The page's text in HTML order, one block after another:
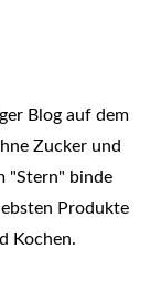
Blog auf dem
Zucker und
"Stern" binde
Produkte
Kochen.